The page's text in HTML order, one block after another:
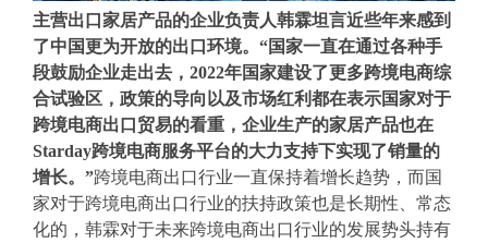
主营出口家居产品的企业负责人韩霖坦言近些年来感到
了中国更为开放的出口环境。“国家一直在通过各种手
段鼓励企业走出去，2022年国家建设了更多跨境电商综
合试验区，政策的导向以及市场红利都在表示国家对于
跨境电商出口贸易的看重，企业生产的家居产品也在
Starday跨境电商服务平台的大力支持下实现了销量的
增长。”跨境电商出口行业一直保持着增长趋势，而国
家对于跨境电商出口行业的扶持政策也是长期性、常态
化的，韩霖对于未来跨境电商出口行业的发展势头持有